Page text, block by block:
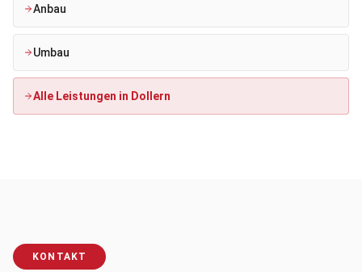
Anbau
Umbau
Alle Leistungen in Dollern
KONTAKT